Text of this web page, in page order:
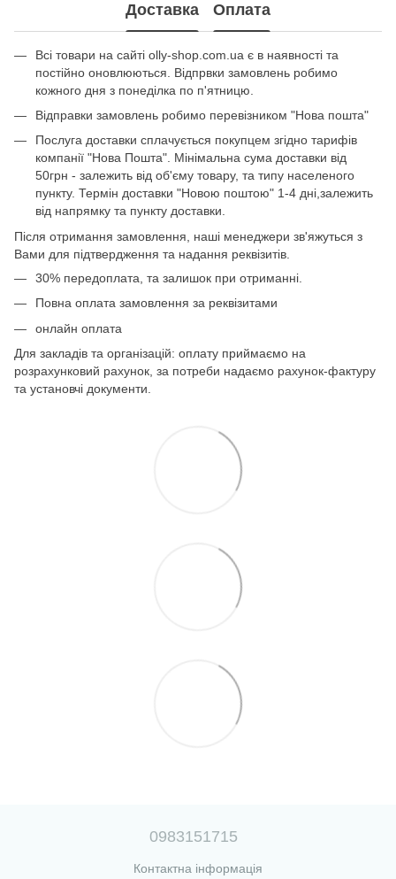
Доставка Оплата
Всі товари на сайті olly-shop.com.ua є в наявності та
постійно оновлюються. Відпрвки замовлень робимо
кожного дня з понеділка по п'ятницю.
Відправки замовлень робимо перевізником "Нова пошта"
Послуга доставки сплачується покупцем згідно тарифів
компанії "Нова Пошта". Мінімальна сума доставки від
50грн - залежить від об'єму товару, та типу населеного
пункту. Термін доставки "Новою поштою" 1-4 дні,залежить
від напрямку та пункту доставки.
Після отримання замовлення, наші менеджери зв'яжуться з
Вами для підтвердження та надання реквізитів.
30% передоплата, та залишок при отриманні.
Повна оплата замовлення за реквізитами
онлайн оплата
Для закладів та організацій: оплату приймаємо на
розрахунковий рахунок, за потреби надаємо рахунок-фактуру
та установчі документи.
0983151715
Контактна інформація